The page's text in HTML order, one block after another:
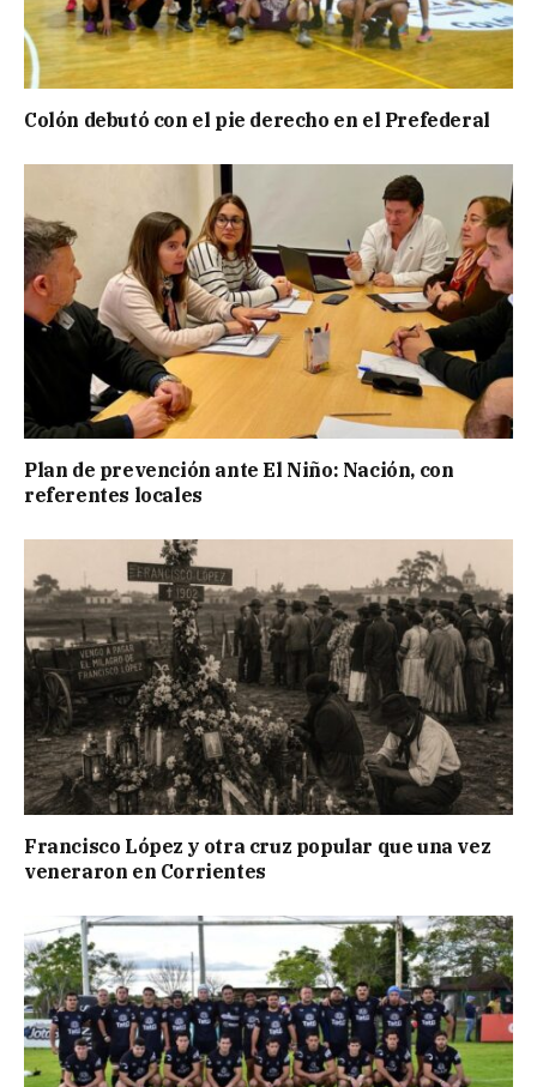
Colón debutó con el pie derecho en el Prefederal
Plan de prevención ante El Niño: Nación, con
referentes locales
Francisco López y otra cruz popular que una vez
veneraron en Corrientes